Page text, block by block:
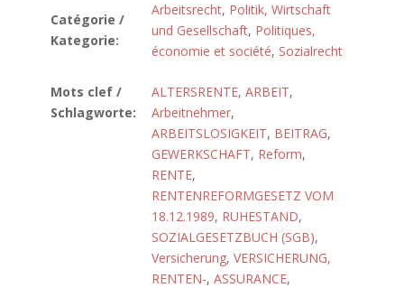
Catégorie /
Kategorie:
Arbeitsrecht, Politik, Wirtschaft
und Gesellschaft, Politiques,
économie et société, Sozialrecht
Mots clef /
Schlagworte:
ALTERSRENTE, ARBEIT,
Arbeitnehmer,
ARBEITSLOSIGKEIT, BEITRAG,
GEWERKSCHAFT, Reform,
RENTE,
RENTENREFORMGESETZ VOM
18.12.1989, RUHESTAND,
SOZIALGESETZBUCH (SGB),
Versicherung, VERSICHERUNG,
RENTEN-, ASSURANCE,